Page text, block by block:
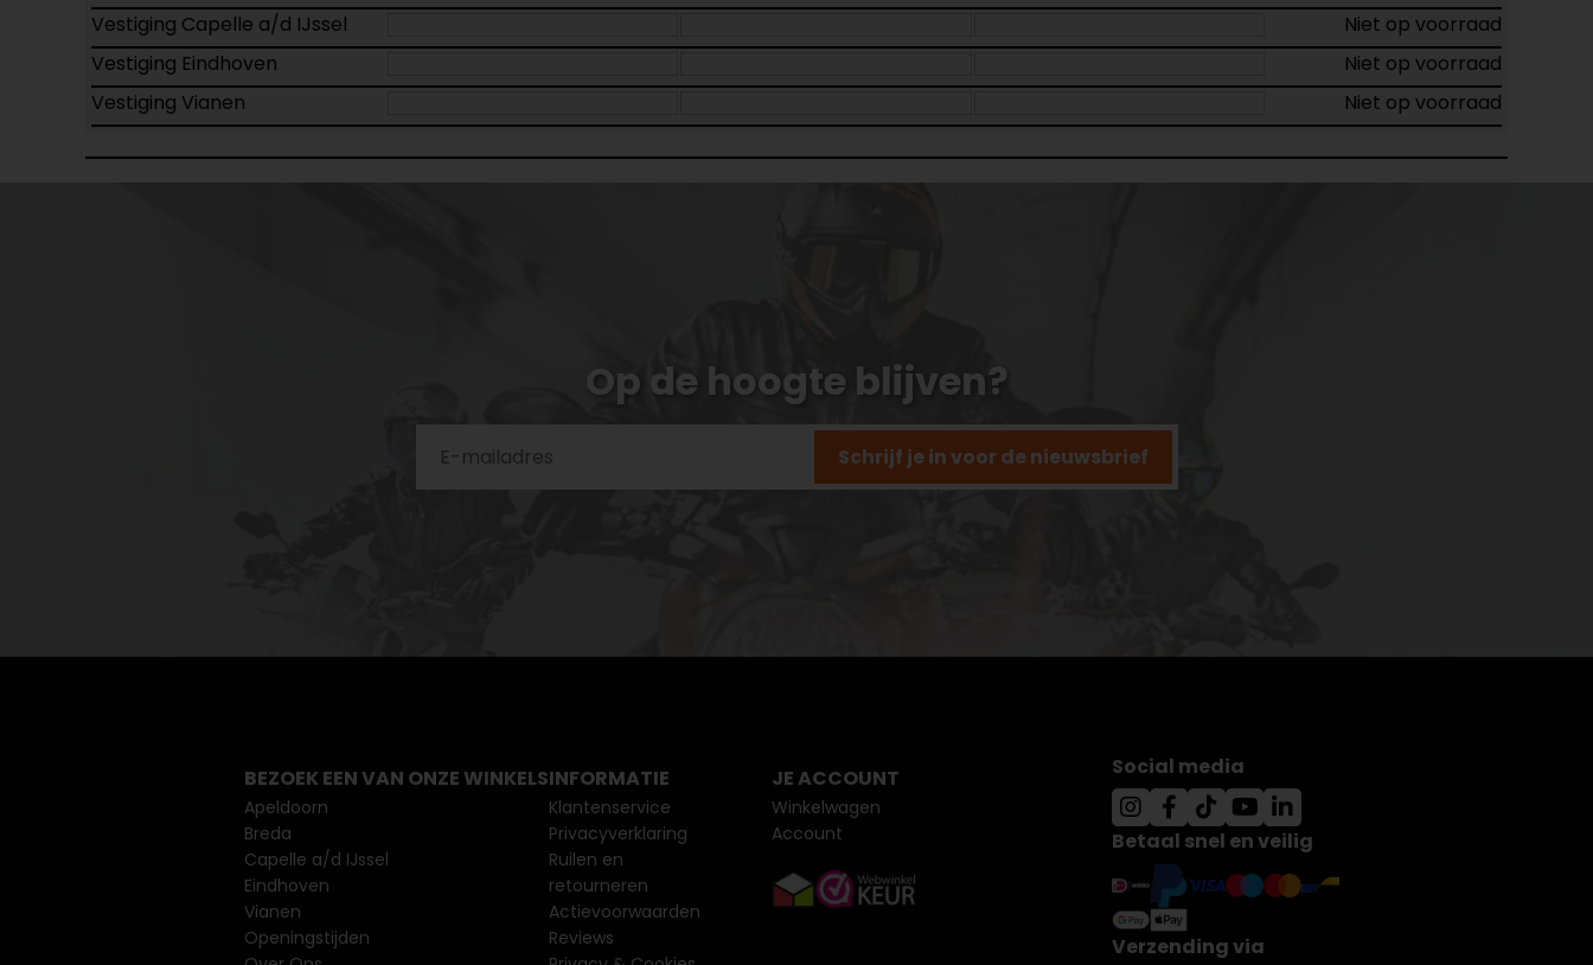
Vestiging Capelle a/d IJssel
Niet op voorraad
Vestiging Eindhoven
Niet op voorraad
Vestiging Vianen
Niet op voorraad
Op de hoogte blijven?
Schrijf je in voor de nieuwsbrief
BEZOEK EEN VAN ONZE WINKELS
Apeldoorn
Breda
Capelle a/d IJssel
Eindhoven
Vianen
Openingstijden
INFORMATIE
Klantenservice
Privacyverklaring
Ruilen en
retourneren
Actievoorwaarden
Reviews
JE ACCOUNT
Winkelwagen
Account
Social media
Betaal snel en veilig
Verzending via